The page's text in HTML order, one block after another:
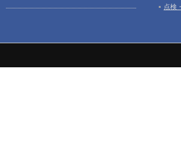
点検